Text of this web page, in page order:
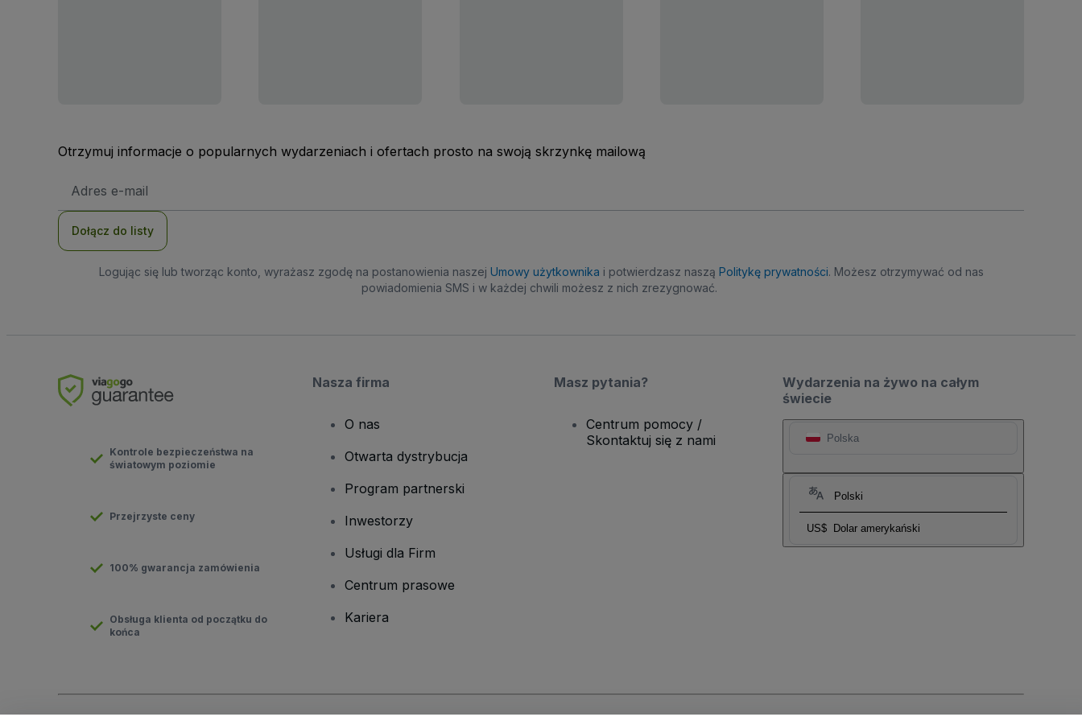
Otrzymuj informacje o popularnych wydarzeniach i ofertach prosto na swoją skrzynkę mailową
e-
Dołącz do listy
Logując się lub tworząc konto, wyrażasz zgodę na postanowienia naszej Umowy użytkownika i potwierdzasz naszą Politykę prywatności. Możesz otrzymywać od nas
powiadomienia SMS i w każdej chwili możesz z nich zrezygnować.
Wydarzenia na żywo na całym
świecie
Polska
Polski
US$ Dolar amerykański
Kontrole bezpieczeństwa na
światowym poziomie
Przejrzyste ceny
100% gwarancja zamówienia
Obsługa klienta od początku do
końca
Nasza firma
O nas
Otwarta dystrybucja
Program partnerski
Inwestorzy
Usługi dla Firm
Centrum prasowe
Kariera
Masz pytania?
Centrum pomocy /
Skontaktuj się z nami